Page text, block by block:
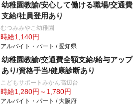
幼稚園教諭/安心して働ける職場/交通費
支給/社員登用あり
むつみみやこ幼稚園
時給1,140円
アルバイト・パート / 愛知県
幼稚園教諭/交通費全額支給/給与アップ
あり/資格手当/健康診断あり
こどもサポートみかん高辺台
時給1,280円～1,780円
アルバイト・パート / 大阪府